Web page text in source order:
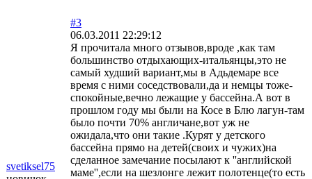
svetiksel75
#3
06.03.2011 22:29:12
Я прочитала много отзывов,вроде ,как там
большинство отдыхающих-итальянцы,это не
самый худший вариант,мы в Адьдемаре все
время с ними соседствовали,да и немцы тоже-
спокойные,вечно лежащие у бассейна.А вот в
прошлом году мы были на Косе в Блю лагун-там
было почти 70% англичане,вот уж не
ожидала,что они такие .Курят у детского
бассейна прямо на детей(своих и чужих)на
сделанное замечание посылают к ''английской
маме'',если на шезлонге лежит полотенце(то есть